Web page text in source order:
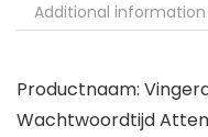
Additional information
Productnaam:
Wachtwoordtijd